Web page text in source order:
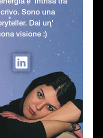
Sono una
Dai un'
visione :)